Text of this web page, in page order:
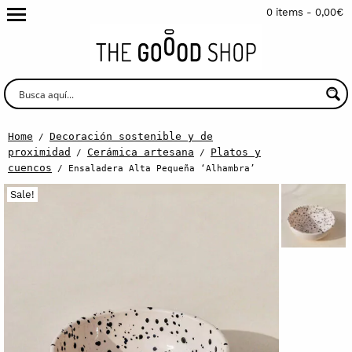
0 items - 0,00€
Home / Decoración sostenible y de
proximidad
/ Cerámica artesana / Platos y
cuencos / Ensaladera Alta Pequeña ‘Alhambra’
Sale!